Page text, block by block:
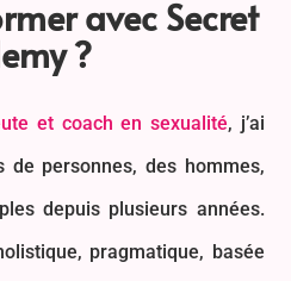
avec Secret
?
et coach en sexualité, j’ai
de personnes, des hommes,
depuis plusieurs années.
pragmatique, basée